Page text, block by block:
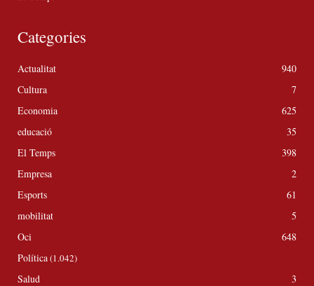
Categories
Actualitat
940
Cultura
7
Economia
625
educació
35
El Temps
398
Empresa
2
Esports
61
mobilitat
5
Oci
648
Política(1.042)
Salud
3